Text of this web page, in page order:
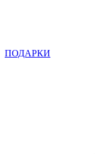
ПОДАРКИ